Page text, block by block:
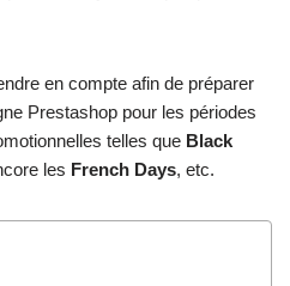
en compte afin de préparer
Prestashop pour les périodes
telles que Black
les French Days, etc.